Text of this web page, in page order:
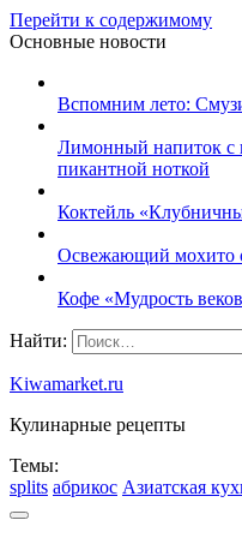
Перейти к содержимому
Основные новости
Вспомним лето:
Лимонный напиток с
пикантной ноткой
Коктейль
Освежающий мохито
Кофе «Мудрость
Найти:
Kiwamarket.ru
Кулинарные рецепты
Темы:
splits абрикос Азиатская